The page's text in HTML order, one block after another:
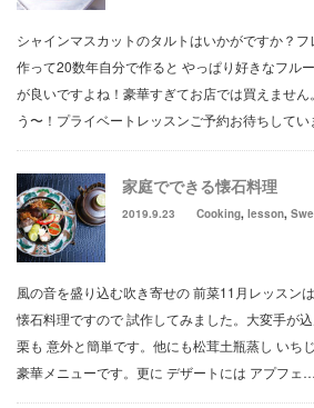
シャインマスカットのタルトはいかがですか？
作って20数年自分で作ると やっぱり好きなフル
が良いですよね！豪華すぎてお店では買えませ
う〜！プライベートレッスンご予約お待ちして
家庭でできる懐石料理
2019.9.23 Cooking, lesson,
風の音を盛り込む吹き寄せの 前菜11月レッスン
懐石料理ですので 試作してみました。大変手が
栗も 意外と簡単です。他にも松茸土瓶蒸し いち
豪華メニューです。更に デザートには アプフェ…
Contact Us
New! J’aime Deliのページ